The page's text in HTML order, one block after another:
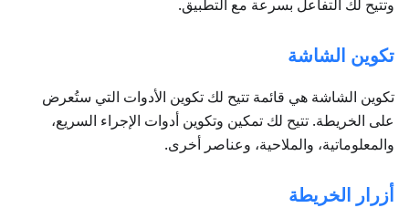
وتتيح لك التفاعل بسرعة مع التطبيق.
تكوين الشاشة
تكوين الشاشة هي قائمة تتيح لك تكوين الأدوات التي ستُعرض
على الخريطة. تتيح لك تمكين وتكوين أدوات الإجراء السريع،
والمعلوماتية، والملاحية، وعناصر أخرى.
أزرار الخريطة